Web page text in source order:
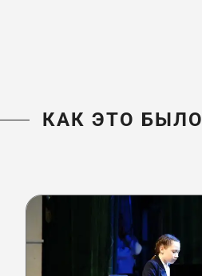
КАК ЭТО БЫЛО